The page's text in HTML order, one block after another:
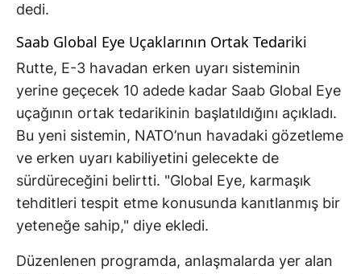
dedi.
Saab Global Eye Uçaklarının Ortak Tedariki
Rutte, E-3 havadan erken uyarı sisteminin
yerine geçecek 10 adede kadar Saab Global Eye
uçağının ortak tedarikinin başlatıldığını açıkladı.
Bu yeni sistemin, NATO’nun havadaki gözetleme
ve erken uyarı kabiliyetini gelecekte de
sürdüreceğini belirtti. "Global Eye, karmaşık
tehditleri tespit etme konusunda kanıtlanmış bir
yeteneğe sahip," diye ekledi.
Düzenlenen programda, anlaşmalarda yer alan